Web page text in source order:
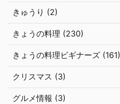
きゅうり (2)
きょうの料理 (230)
きょうの料理ビギナーズ (161)
クリスマス (3)
グルメ情報 (3)